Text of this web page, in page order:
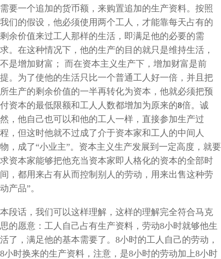
需要一个追加的货币额，来购置追加的生产资料。按照
我们的假设，他必须使用两个工人，才能靠每天占有的
剩余价值来过工人那样的生活，即满足他的必要的需
求。在这种情况下，他的生产的目的就只是维持生活，
不是增加财富；
而在资本主义生产下，增加财富是前
提。为了使他的生活只比一个普通工人好一倍，并且把
所生产的剩余价值的一半再转化为资本，他就必须把预
付资本的最低限额和工人人数都增加为原来的8倍。诚
然，他自己也可以和他的工人一样，直接参加生产过
程，但这时他就不过成了介于资本家和工人的中间人
物，成了“小业主”。资本主义生产发展到一定高度，就要
求资本家能够把他充当资本家即人格化的资本的全部时
间，都用来占有从而控制别人的劳动，用来出售这种劳
动产品”。
本段话，我们可以这样理解，这样的理解完全符合马克
思的愿意：工人自己占有生产资料，劳动8小时就够他生
活了，满足他的基本需要了。 8小时的工人自己的劳动，
8小时换来的生产资料，注意，是8小时的劳动加上8小时